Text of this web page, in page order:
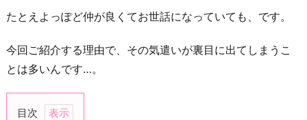
たとえよっぽど仲が良くてお世話になっていても、です。
今回ご紹介する理由で、その気遣いが裏目に出てしまうこ
とは多いんです…。
目次